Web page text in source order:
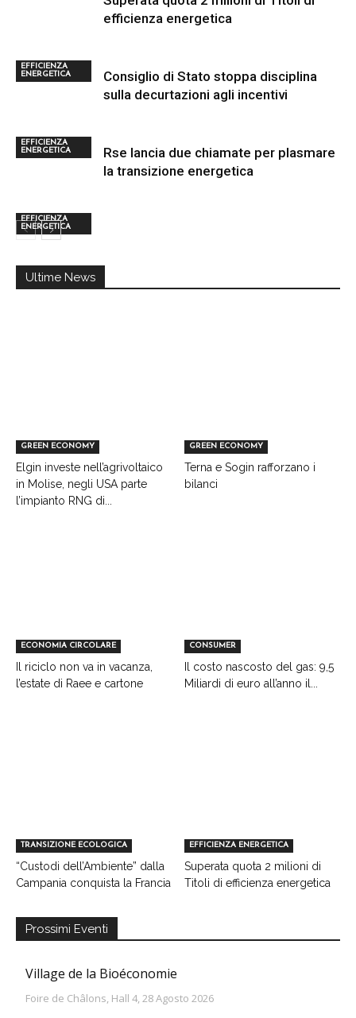
EFFICIENZA
ENERGETICA
efficienza energetica
EFFICIENZA
ENERGETICA
Consiglio di Stato stoppa disciplina
sulla decurtazioni agli incentivi
EFFICIENZA
ENERGETICA
Rse lancia due chiamate per plasmare
la transizione energetica
Ultime News
GREEN ECONOMY
Elgin investe nell’agrivoltaico
in Molise, negli USA parte
l’impianto RNG di...
GREEN ECONOMY
Terna e Sogin rafforzano i
bilanci
ECONOMIA CIRCOLARE
Il riciclo non va in vacanza,
l’estate di Raee e cartone
CONSUMER
Il costo nascosto del gas: 9,5
Miliardi di euro all’anno il...
TRANSIZIONE ECOLOGICA
“Custodi dell’Ambiente” dalla
Campania conquista la Francia
EFFICIENZA ENERGETICA
Superata quota 2 milioni di
Titoli di efficienza energetica
Prossimi Eventi
Village de la Bioéconomie
Foire de Châlons, Hall 4, 28 Agosto 2026